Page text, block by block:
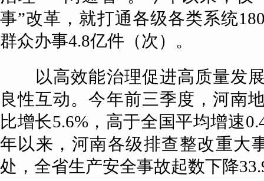
事”改革，就打通各级各类系统
群众办事4.8亿件（次）。
以高效能治理促进高质量发展
良性互动。今年前三季度，河南
比增长5.6%，高于全国平均增速
年以来，河南各级排查整改重大
处，全省生产安全事故起数下降